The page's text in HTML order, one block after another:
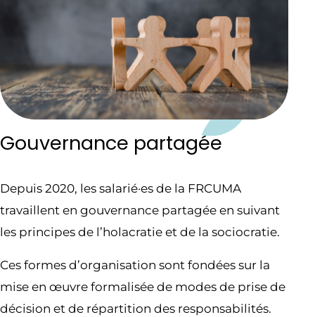
Gouvernance partagée
Depuis 2020, les salarié·es de la FRCUMA
travaillent en gouvernance partagée en suivant
les principes de l’holacratie et de la sociocratie.
Ces formes d’organisation sont fondées sur la
mise en œuvre formalisée de modes de prise de
décision et de répartition des responsabilités.